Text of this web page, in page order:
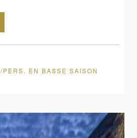
/PERS. EN BASSE SAISON